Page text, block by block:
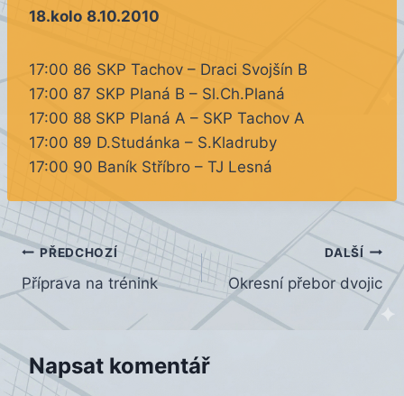
18.kolo 8.10.2010
17:00 86 SKP Tachov – Draci Svojšín B
17:00 87 SKP Planá B – Sl.Ch.Planá
17:00 88 SKP Planá A – SKP Tachov A
17:00 89 D.Studánka – S.Kladruby
17:00 90 Baník Stříbro – TJ Lesná
Navigace
pro
příspěvek
PŘEDCHOZÍ
Příprava na trénink
DALŠÍ
Okresní přebor dvojic
Napsat komentář